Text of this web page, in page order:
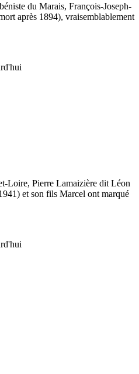
du Marais, François-Joseph-
après 1894), vraisemblablement
Loire, Pierre Lamaizière dit Léon
et son fils Marcel ont marqué